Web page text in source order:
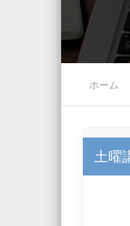
Menu
ホーム
土曜
← Previous